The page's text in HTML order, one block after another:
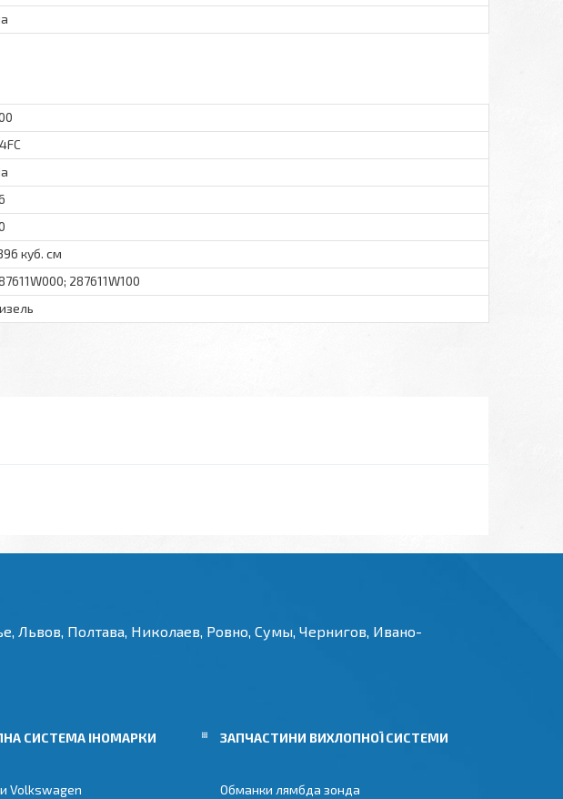
куб. см
287611W100
Львов, Полтава, Николаев, Ровно, Сумы, Чернигов, Ивано-
СИСТЕМА ІНОМАРКИ
Volkswagen
ЗАПЧАСТИНИ ВИХЛОПНОЇ СИСТЕМИ
Обманки лямбда зонда